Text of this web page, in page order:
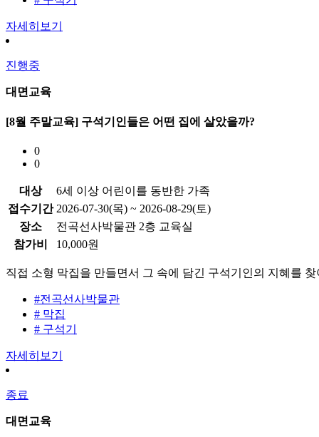
자세히보기
진행중
대면교육
[8월 주말교육] 구석기인들은 어떤 집에 살았을까?
0
0
대상
6세 이상 어린이를 동반한 가족
접수기간 2026-07-30(목) ~ 2026-08-29(토)
장소
전곡선사박물관 2층 교육실
참가비
10,000원
직접 소형 막집을 만들면서 그 속에 담긴 구석기인의 지혜를
#전곡선사박물관
# 막집
# 구석기
자세히보기
종료
대면교육